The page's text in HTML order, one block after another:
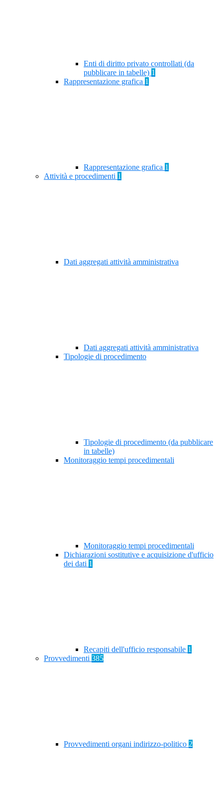
Enti di diritto privato controllati (da
pubblicare in tabelle) 1
Rappresentazione grafica 1
Rappresentazione grafica 1
Attività e procedimenti 1
Dati aggregati attività amministrativa
Dati aggregati attività amministrativa
Tipologie di procedimento
Tipologie di procedimento (da pubblicare
in tabelle)
Monitoraggio tempi procedimentali
Monitoraggio tempi procedimentali
Dichiarazioni sostitutive e acquisizione d'ufficio
dei dati 1
Recapiti dell'ufficio responsabile 1
Provvedimenti 385
Provvedimenti organi indirizzo-politico 2